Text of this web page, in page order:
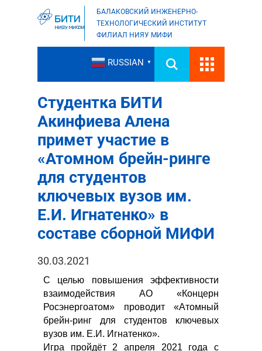
БАЛАКОВСКИЙ ИНЖЕНЕРНО-
ТЕХНОЛОГИЧЕСКИЙ ИНСТИТУТ
ФИЛИАЛ НИЯУ МИФИ
RUSSIAN ▼
Студентка БИТИ
Акинфиева Алена
примет участие в
«Атомном брейн-ринге
для студентов
ключевых вузов им.
Е.И. Игнатенко» в
составе сборной МИФИ
30.03.2021
С целью повышения эффективности
взаимодействия АО «Концерн
Росэнергоатом» проводит «Атомный
брейн-ринг для студентов ключевых
вузов им. Е.И. Игнатенко».
Игра пройдёт 2 апреля 2021 года с